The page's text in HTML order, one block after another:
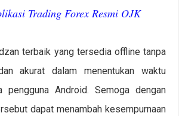
Trading Forex Resmi OJK
terbaik yang tersedia offline tanpa
akurat dalam menentukan waktu
pengguna Android. Semoga dengan
dapat menambah kesempurnaan